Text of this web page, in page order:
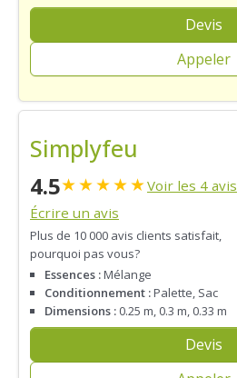
Devis
Appeler
Simplyfeu
4.5★★★★★Voir les 4 avis
Écrire un avis
Plus de 10 000 avis clients satisfait,
pourquoi pas vous?
Essences :Mélange
Conditionnement :Palette, Sac
Dimensions : 0.25 m, 0.3 m, 0.33 m
Devis